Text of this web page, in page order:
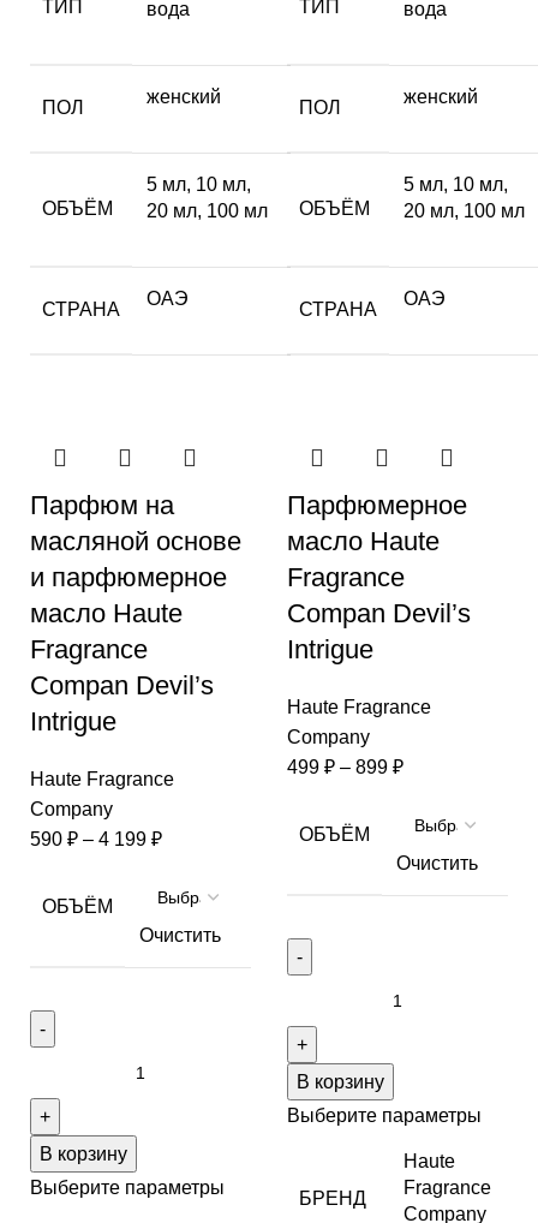
ТИП вода
ПОЛ
женский
ОБЪЁМ
5 мл, 10 мл,
20 мл, 100 мл
СТРАНА
ОАЭ
ТИП вода
ПОЛ
женский
ОБЪЁМ
5 мл, 10 мл,
20 мл, 100 мл
СТРАНА
ОАЭ
Парфюм на
масляной основе
и парфюмерное
масло Haute
Fragrance
Compan Devil’s
Intrigue
Haute Fragrance
Company
590 ₽ – 4 199 ₽
ОБЪЁМ
Очистить
В корзину
Выберите параметры
Парфюмерное
масло Haute
Fragrance
Compan Devil’s
Intrigue
Haute Fragrance
Company
499 ₽ – 899 ₽
ОБЪЁМ
Очистить
В корзину
Выберите параметры
БРЕНД
Haute
Fragrance
Company